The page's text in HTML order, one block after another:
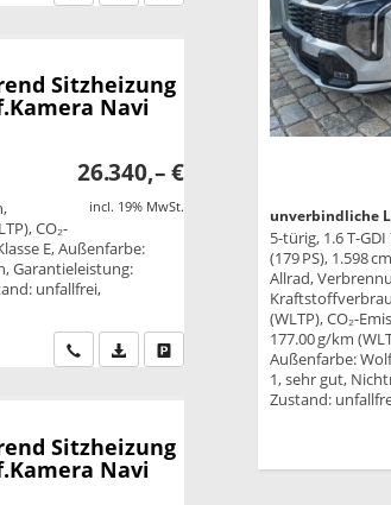
Sitzheizung
Navi
26.340,– €
incl. 19% MwSt.
CO₂-
E, Außenfarbe:
Garantieleistung:
unfallfrei,
Wir rufen Sie anPDF-Datei, Fahrzeugexposé drucken
Drucken, parken oder
Sitzheizung
Navi
unverbindliche
5-türig, 1.6 T-GDI
(179 PS), 1.598
Allrad,
(WLTP), CO₂-
177.00 g/km
Außenfarbe:
1, sehr gut,
Zustand: